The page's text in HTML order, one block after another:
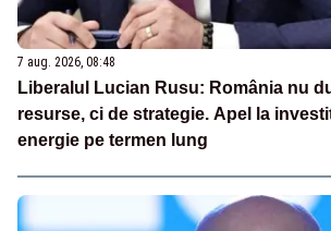
7 aug. 2026, 08:48
Liberalul Lucian Rusu: România nu
resurse, ci de strategie. Apel la
energie pe termen lung